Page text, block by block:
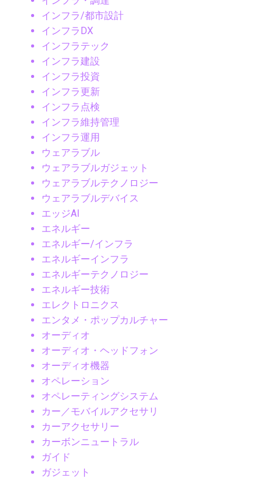
インフラ/都市設計
インフラDX
インフラテック
インフラ建設
インフラ投資
インフラ更新
インフラ点検
インフラ維持管理
インフラ運用
ウェアラブル
ウェアラブルガジェット
ウェアラブルテクノロジー
ウェアラブルデバイス
エッジAI
エネルギー
エネルギー/インフラ
エネルギーインフラ
エネルギーテクノロジー
エネルギー技術
エレクトロニクス
エンタメ・ポップカルチャー
オーディオ
オーディオ・ヘッドフォン
オーディオ機器
オペレーション
オペレーティングシステム
カー／モバイルアクセサリ
カーアクセサリー
カーボンニュートラル
ガイド
ガジェット